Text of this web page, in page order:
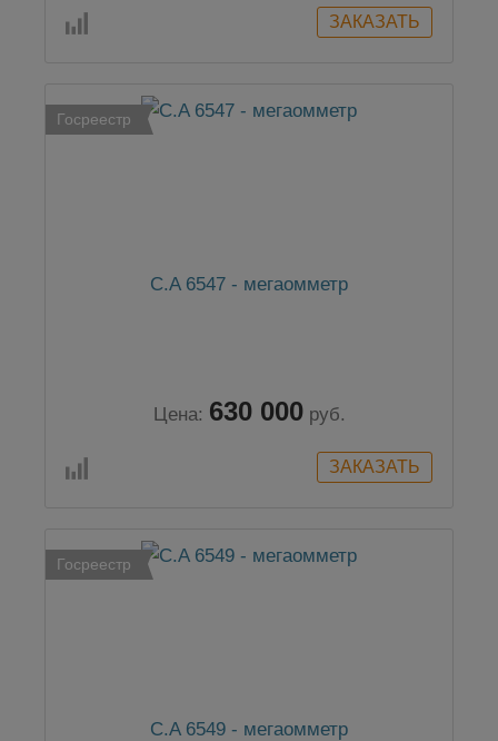
Госреестр
C.A 6547 - мегаомметр
Цена: 630 000 руб.
Госреестр
C.A 6549 - мегаомметр